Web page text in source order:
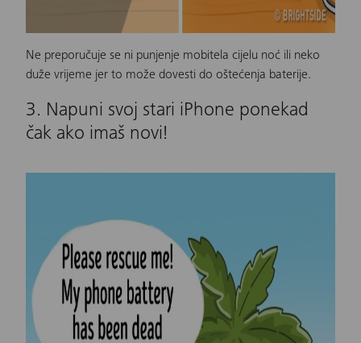
Ne preporučuje se ni punjenje mobitela cijelu noć ili neko
duže vrijeme jer to može dovesti do oštećenja baterije.
3. Napuni svoj stari iPhone ponekad
čak ako imaš novi!